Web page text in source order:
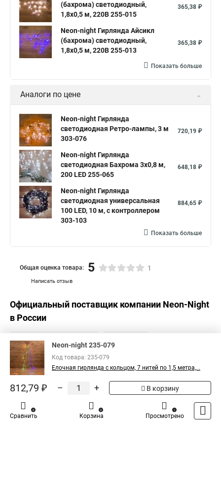
(бахрома) светодиодный,
1,8х0,5 м, 220В 255-015
365,38 ₽
Neon-night Гирлянда Айсикл
(бахрома) светодиодный,
1,8х0,5 м, 220В 255-013
365,38 ₽
Показать больше
Аналоги по цене
Neon-night Гирлянда
светодиодная Ретро-лампы, 3 м
303-076
720,19 ₽
Neon-night Гирлянда
светодиодная Бахрома 3х0,8 м,
200 LED 255-065
648,18 ₽
Neon-night Гирлянда
светодиодная универсальная
100 LED, 10 м, с контроллером
303-103
884,65 ₽
Показать больше
Написать отзыв
Общая оценка товара: 5 1
Официальный поставщик компании Neon-Night
в России
Neon-night 235-079
Код товара: 235-079
Елочная гирлянда с кольцом, 7 нитей по 1,5 метра,...
812,79 ₽ – + В корзину
Сравнить
0
Корзина
0
Просмотрено
1